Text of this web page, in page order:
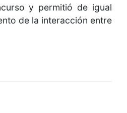
y permitió de igual
de la interacción entre